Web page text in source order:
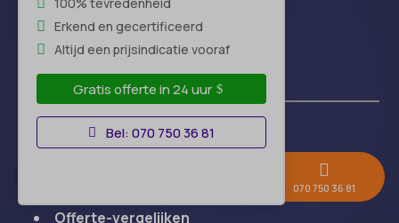
Erkend en gecertificeerd
Altijd een prijsindicatie vooraf
Gratis offerte in 24 uur
Bel: 070 750 36 81
Handige links
Over-ons
Offerte-vergelijken

070 750 36 81